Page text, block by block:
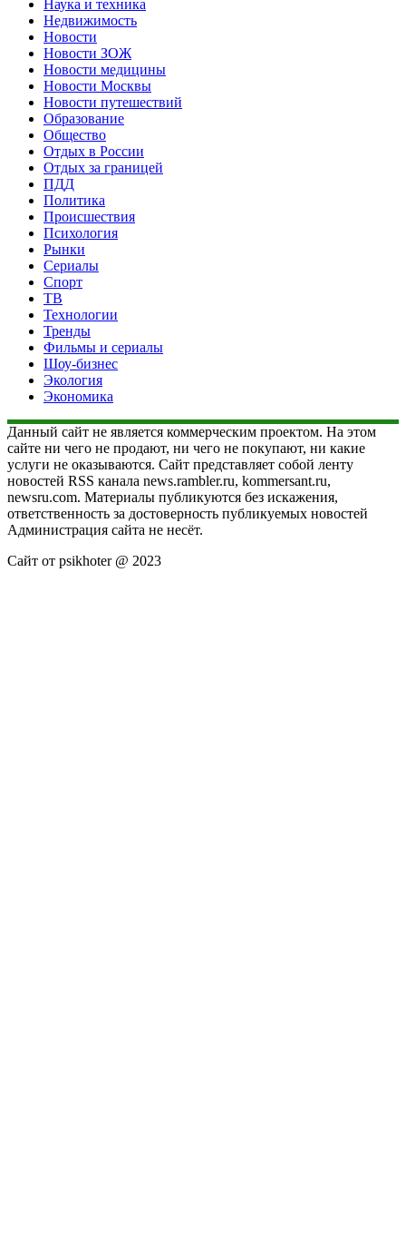
Наука и техника
Недвижимость
Новости
Новости ЗОЖ
Новости медицины
Новости Москвы
Новости путешествий
Образование
Общество
Отдых в России
Отдых за границей
ПДД
Политика
Происшествия
Психология
Рынки
Сериалы
Спорт
ТВ
Технологии
Тренды
Фильмы и сериалы
Шоу-бизнес
Экология
Экономика
Данный сайт не является коммерческим проектом. На этом
сайте ни чего не продают, ни чего не покупают, ни какие
услуги не оказываются. Сайт представляет собой ленту
новостей RSS канала news.rambler.ru, kommersant.ru,
newsru.com. Материалы публикуются без искажения,
ответственность за достоверность публикуемых новостей
Администрация сайта не несёт.
Сайт от psikhoter @ 2023